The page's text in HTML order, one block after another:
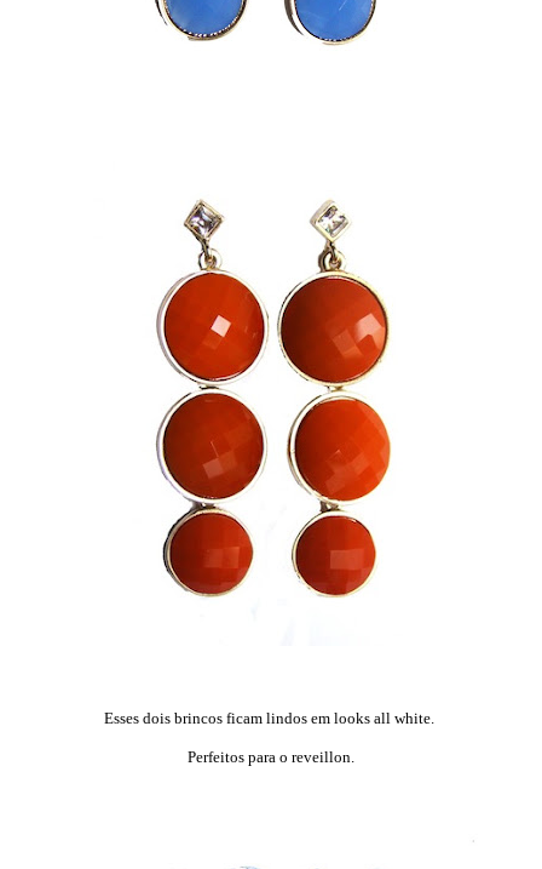
Esses dois brincos ficam lindos em looks all white.
Perfeitos para o reveillon.